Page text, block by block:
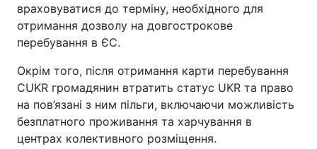
враховуватися до терміну, необхідного для
отримання дозволу на довгострокове
перебування в ЄС.
Окрім того, після отримання карти перебування
CUKR громадянин втратить статус UKR та право
на пов’язані з ним пільги, включаючи можливість
безплатного проживання та харчування в
центрах колективного розміщення.